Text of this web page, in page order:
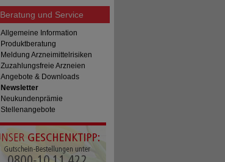
Beratung und Service
Allgemeine Information
Produktberatung
Meldung Arzneimittelrisiken
Zuzahlungsfreie Arzneien
Angebote & Downloads
Newsletter
Neukundenprämie
Stellenangebote